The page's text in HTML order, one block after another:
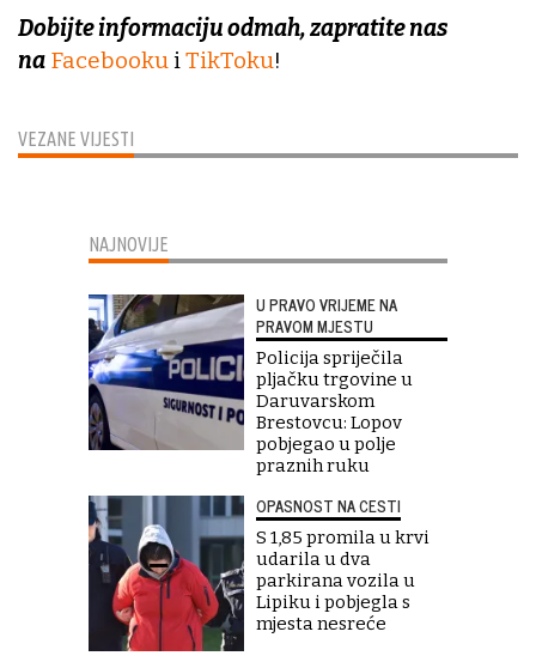
VEZANE VIJESTI
Dobijte informaciju odmah, zapratite nas
na FacebookuiTikToku!
NAJNOVIJE
U PRAVO VRIJEME NA
PRAVOM MJESTU
Policija spriječila
pljačku trgovine u
Daruvarskom
Brestovcu: Lopov
pobjegao u polje
praznih ruku
OPASNOST NA CESTI
S 1,85 promila u krvi
udarila u dva
parkirana vozila u
Lipiku i pobjegla s
mjesta nesreće